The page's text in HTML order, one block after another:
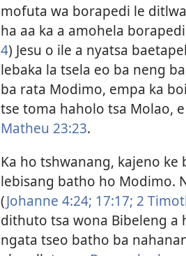
mofuta wa borapedi le
ha aa ka a amohela
4) Jesu o ile a nyatsa
lebaka la tsela eo ba neng
ba rata Modimo, empa ka
tse toma haholo tsa Molao,
Matheu 23:23.
Ka ho tshwanang, kajeno
lebisang batho ho Modimo.
(Johanne 4:​24; 17:​17; 2
dithuto tsa wona Bibeleng
ngata tseo batho ba